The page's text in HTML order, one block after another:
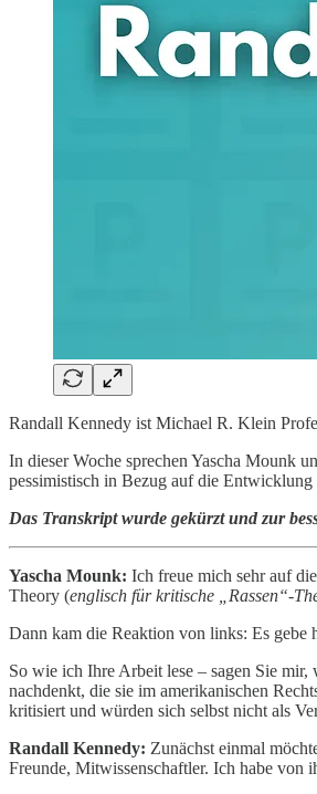
Randall Kennedy ist Michael R. Klein
In dieser Woche sprechen Yascha Mounk
pessimistisch in Bezug auf die
Das Transkript wurde gekürzt und zur
Yascha Mounk: Ich freue mich sehr auf
Theory (englisch für kritische „Rassen“-
Dann kam die Reaktion von links: Es gebe
So wie ich Ihre Arbeit lese – sagen Sie
nachdenkt, die sie im amerikanischen
kritisiert und würden sich selbst nicht als
Randall Kennedy: Zunächst einmal
Freunde, Mitwissenschaftler. Ich habe von